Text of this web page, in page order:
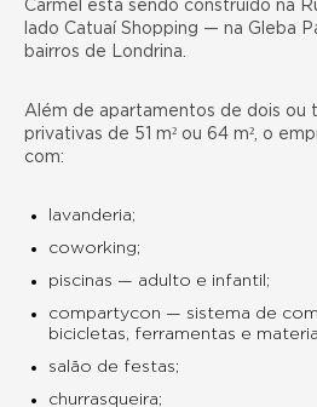
Carmel
está sendo construído na
lado Catuaí Shopping — na Gleba
bairros de Londrina.
Além de apartamentos de dois ou
privativas de 51 m² ou 64 m², o
com:
lavanderia;
coworking;
piscinas — adulto e infantil;
compartycon — sistema de
bicicletas, ferramentas e
salão de festas;
churrasqueira;